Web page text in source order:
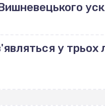
у трьох